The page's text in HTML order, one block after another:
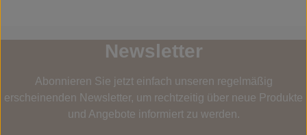
Newsletter
Abonnieren Sie jetzt einfach unseren regelmäßig
erscheinenden Newsletter, um rechtzeitig über neue Produkte
und Angebote informiert zu werden.